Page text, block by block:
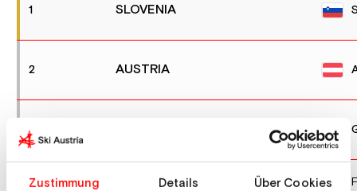
Zustimmung Details Über Cookies
1 SLOVENIA
2 AUSTRIA
2
4 FINLAND